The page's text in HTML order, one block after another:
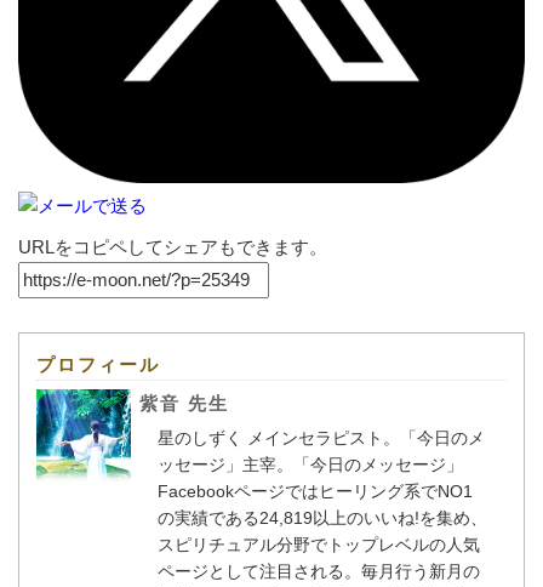
URLをコピペしてシェアもできます。
プロフィール
紫音 先生
星のしずく メインセラピスト。「今日のメ
ッセージ」主宰。「今日のメッセージ」
Facebookページではヒーリング系でNO1
の実績である24,819以上のいいね!を集め、
スピリチュアル分野でトップレベルの人気
ページとして注目される。毎月行う新月の